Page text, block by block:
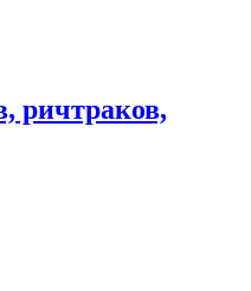
ричтраков,